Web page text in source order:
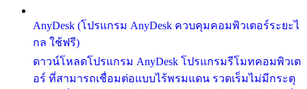
AnyDesk (โปรแกรม AnyDesk ควบคุมคอมพิวเตอร์ระยะไ
กล ใช้ฟรี)
ดาวน์โหลดโปรแกรม AnyDesk โปรแกรมรีโมทคอมพิวเต
อร์ ที่สามารถเชื่อมต่อแบบไร้พรมแดน รวดเร็มไม่มีกระตุ